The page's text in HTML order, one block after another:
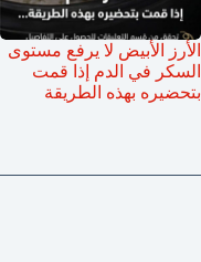
الأرز الأبيض لا يرفع مستوى
السكر في الدم إذا قمت
بتحضيره بهذه الطريقة